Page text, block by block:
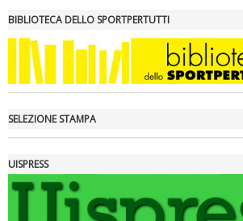
Ddl Lobby, Uisp: “Il Parlamento valorizzi le
BIBLIOTECA DELLO SPORTPERTUTTI
SELEZIONE STAMPA
UISPRESS